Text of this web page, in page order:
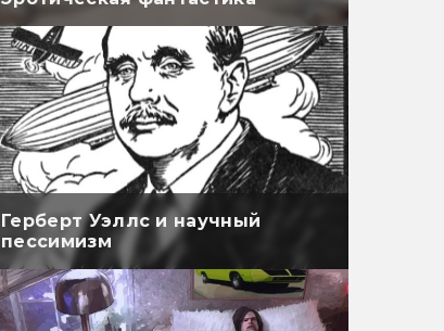
Герберт Уэллс и научный
пессимизм